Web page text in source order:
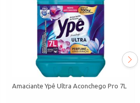
Amaciante Ypê Ultra Aconchego Pro 7L